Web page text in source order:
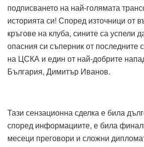
подписването на най-голямата
историята си! Според източници от
кръгове на клуба, сините са успели
опасния си съперник от последните
на ЦСКА и един от най-добрите
България, Димитър Иванов.
Тази сензационна сделка е била
според информациите, е била
месеци преговори и сложни